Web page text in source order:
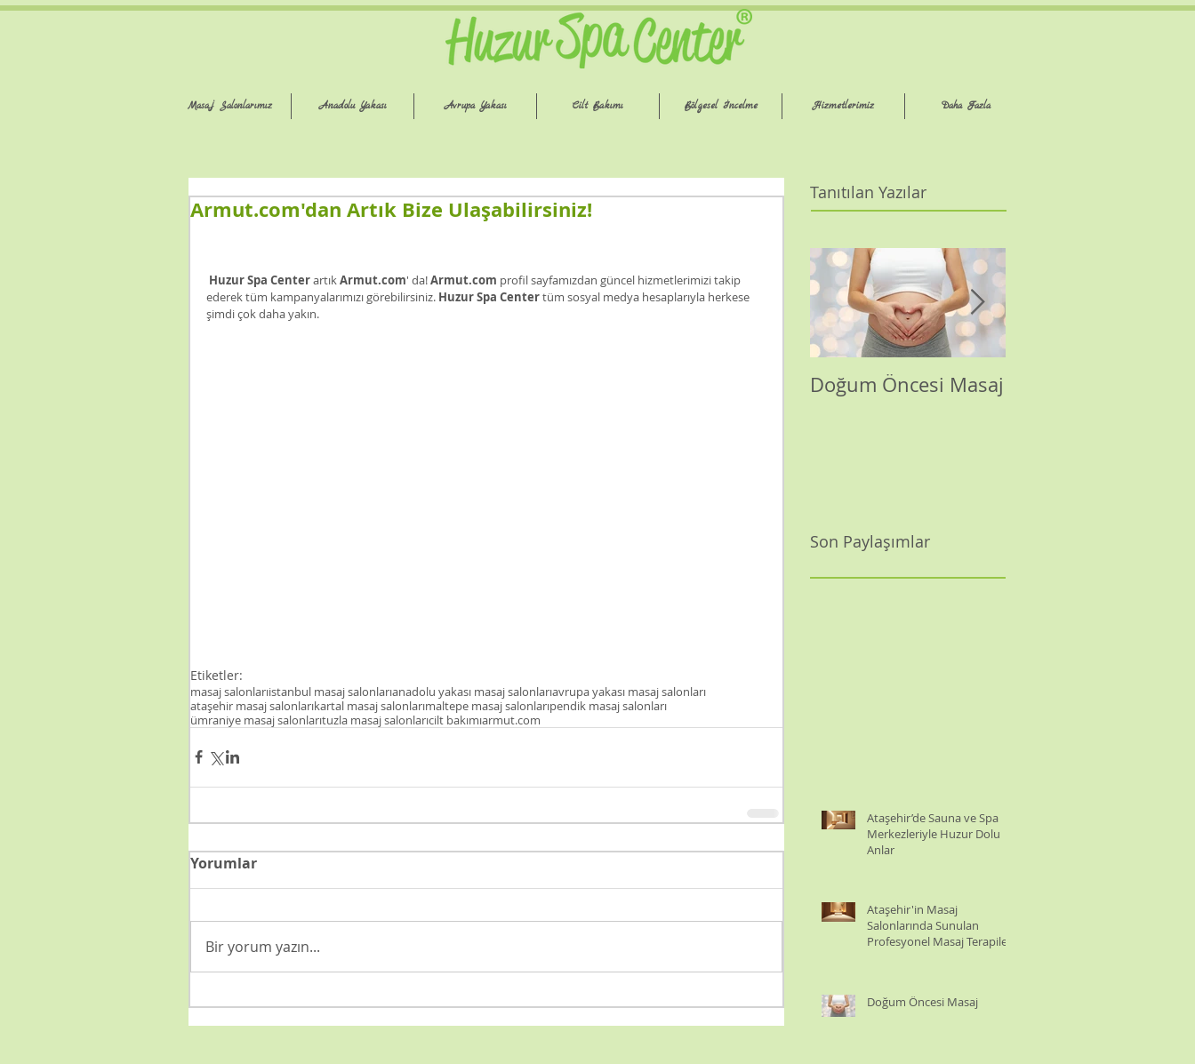
Masaj Salonlarımız Anadolu Yakası Avrupa Yakası Cilt Bakımı Bölgesel İncelme Hizmetlerimiz Daha Fazla
Armut.com'dan Artık Bize Ulaşabilirsiniz!
Huzur Spa Center artık Armut.com' da! Armut.com profil sayfamızdan güncel hizmetlerimizi takip
ederek tüm kampanyalarımızı görebilirsiniz. Huzur Spa Center tüm sosyal medya hesaplarıyla herkese
şimdi çok daha yakın.
Etiketler:
masaj salonlarıistanbul masaj salonlarıanadolu yakası masaj salonlarıavrupa yakası masaj salonları
ataşehir masaj salonlarıkartal masaj salonlarımaltepe masaj salonlarıpendik masaj salonları
ümraniye masaj salonlarıtuzla masaj salonlarıcilt bakımıarmut.com
Yorumlar
Bir yorum yazın...
Tanıtılan Yazılar
Doğum Öncesi Masaj
Son Paylaşımlar
Ataşehir’de Sauna ve Spa
Merkezleriyle Huzur Dolu
Anlar
Ataşehir'in Masaj
Salonlarında Sunulan
Profesyonel Masaj Terapileri
Doğum Öncesi Masaj